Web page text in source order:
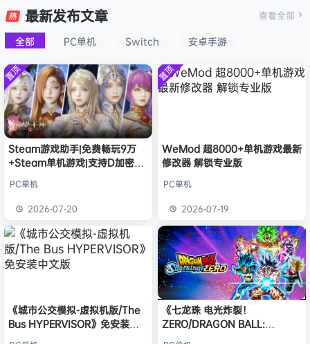
Dark
Creed
拟机
速：地平
线
6（Forza
Horizon
6）免安装
中文版
心/Atomi
c
Heart》
文版
n Desert
HYPERVI
SOR）免
安装中文
版
9：安魂
Requiem
）免安装
中文版
欢迎 q********6
大**颠
欢迎大**颠 加入本站
8月8日
欢迎D****Z 加入本站 8月7日
欢迎有*酱 加入本站
8月7日
e******i 签到获取
欢迎Q*H 加入本站
欢迎e******i 加入本站 8月6日
普洱 签到获取 点积分
8月6日
加入本站 1小时前
2小时前
最新发布文章
全部 PC单机 Switch 安卓手游
查看全部
置顶
Steam游戏助手|免费畅玩9万
+Steam单机游戏|支持D加密以
PC单机
2026-07-20
置顶
WeMod 超8000+单机游戏最新
修改器 解锁专业版
PC单机
2026-07-19
《城市公交模拟-虚拟机版/The
Bus HYPERVISOR》免安装中
《七龙珠 电光炸裂！
ZERO/DRAGON BALL: